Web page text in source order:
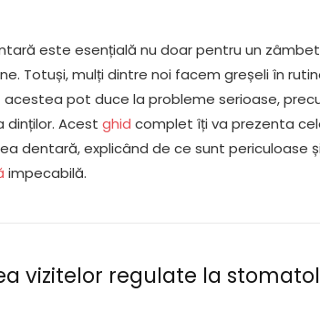
este esențială nu doar pentru un
Totuși, mulți dintre noi facem greșeli în
acestea pot duce la probleme serioase,
dinților. Acestghid complet îți va prezenta
dentară, explicând de ce sunt periculoase
impecabilă.
vizitelor regulate la